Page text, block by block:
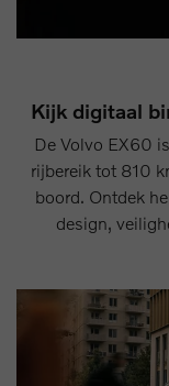
Kijk digitaal
De Volvo EX60
rijbereik tot 810
boord. Ontdek
design,